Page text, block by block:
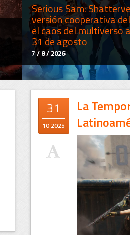
Serious Sam:
versión cooperativa
el caos del multiverso
31 de agosto
7 / 8 / 2026
31
10 2025
La